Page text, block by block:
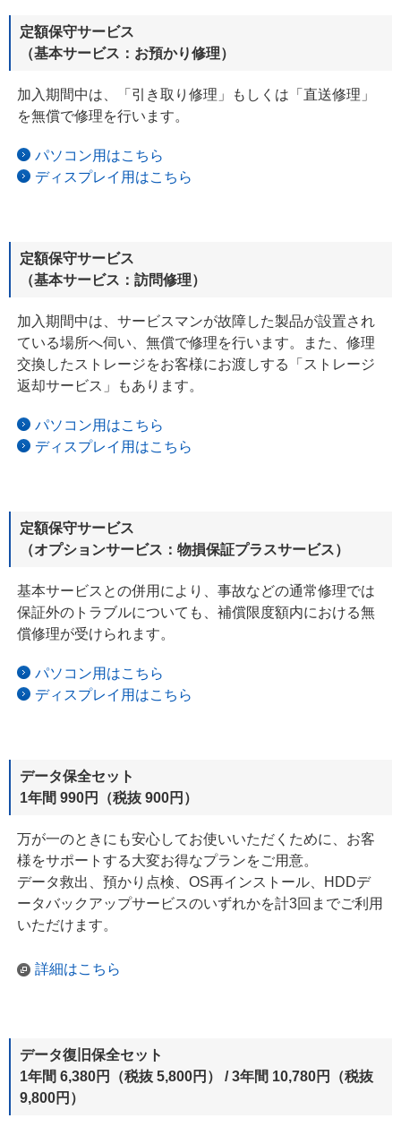
定額保守サービス
（基本サービス：お預かり修理）
加入期間中は、「引き取り修理」もしくは「直送修理」
を無償で修理を行います。
パソコン用はこちら
ディスプレイ用はこちら
定額保守サービス
（基本サービス：訪問修理）
加入期間中は、サービスマンが故障した製品が設置され
ている場所へ伺い、 無償で修理を行います。また、修理
交換したストレージをお客様にお渡しする「ストレージ
返却サービス」もあります。
パソコン用はこちら
ディスプレイ用はこちら
定額保守サービス
（オプションサービス：物損保証プラスサービス）
基本サービスとの併用により、事故などの通常修理では
保証外のトラブルについても、 補償限度額内における無
償修理が受けられます。
パソコン用はこちら
ディスプレイ用はこちら
データ保全セット
1年間 990円（税抜 900円）
万が一のときにも安心してお使いいただくために、お客
様をサポートする大変お得なプランをご用意。
データ救出、預かり点検、OS再インストール、HDDデ
ータバックアップサービスのいずれかを計3回までご利用
いただけます。
詳細はこちら
データ復旧保全セット
1年間 6,380円（税抜 5,800円） / 3年間 10,780円（税抜
9,800円）